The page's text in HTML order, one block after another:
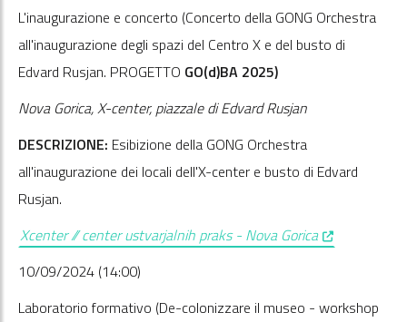
L'inaugurazione e concerto (Concerto della GONG Orchestra
all'inaugurazione degli spazi del Centro X e del busto di
Edvard Rusjan. PROGETTO GO(d)BA 2025)
Nova Gorica, X-center, piazzale di Edvard Rusjan
DESCRIZIONE: Esibizione della GONG Orchestra
all'inaugurazione dei locali dell'X-center e busto di Edvard
Rusjan.
Xcenter // center ustvarjalnih praks - Nova Gorica, opens in a
10/09/2024 (14:00)
Laboratorio formativo (De-colonizzare il museo - workshop